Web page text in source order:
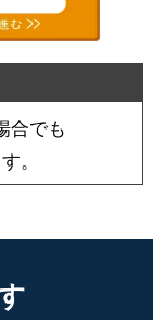
合でも
。